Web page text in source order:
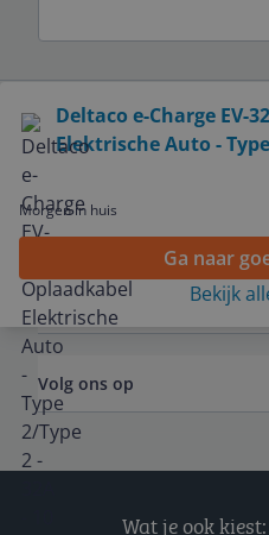
Deltaco e-Charge EV-
Elektrische Auto -
Morgen in huis
Ga naar
Bekijk
Service
Algemeen
Zakelijk
Volg ons op
Wat je ook